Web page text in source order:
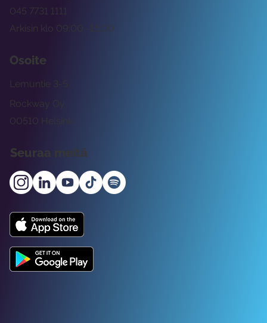
Arkisin klo 09:00 -15:00
045 7731 1111
Osoite
Rockway Oy
Lemuntie 3-5
00510 Helsinki
Seuraa meitä